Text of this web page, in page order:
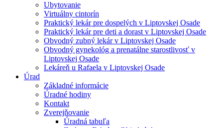
Ubytovanie
Virtuálny cintorín
Praktický lekár pre dospelých v Liptovskej Osade
Praktický lekár pre deti a dorast v Liptovskej Osade
Obvodný zubný lekár v Liptovskej Osade
Obvodný gynekológ a prenatálne starostlivosť v
Liptovskej Osade
Lekáreň u Rafaela v Liptovskej Osade
Úrad
Základné informácie
Úradné hodiny
Kontakt
Zverejňovanie
Úradná tabuľa